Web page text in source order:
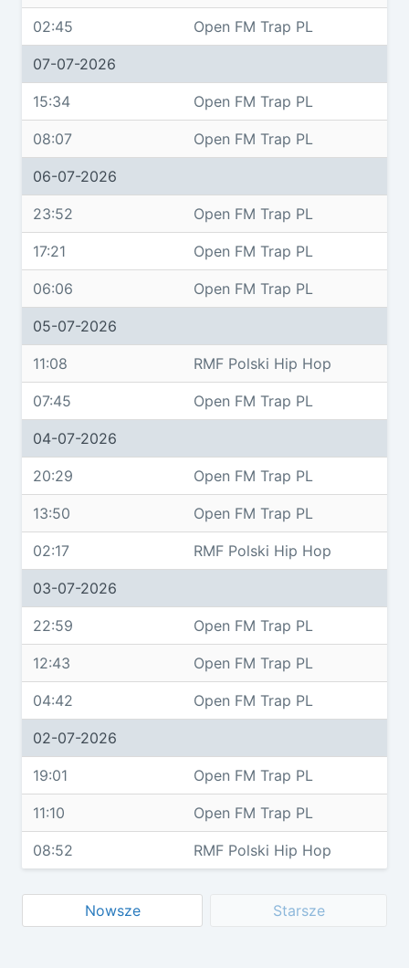
02:45 Open FM Trap PL
07-07-2026
15:34 Open FM Trap PL
08:07 Open FM Trap PL
06-07-2026
23:52 Open FM Trap PL
17:21 Open FM Trap PL
06:06 Open FM Trap PL
05-07-2026
11:08 RMF Polski Hip Hop
07:45 Open FM Trap PL
04-07-2026
20:29 Open FM Trap PL
13:50 Open FM Trap PL
02:17 RMF Polski Hip Hop
03-07-2026
22:59 Open FM Trap PL
12:43 Open FM Trap PL
04:42 Open FM Trap PL
02-07-2026
19:01 Open FM Trap PL
11:10 Open FM Trap PL
08:52 RMF Polski Hip Hop
Nowsze Starsze